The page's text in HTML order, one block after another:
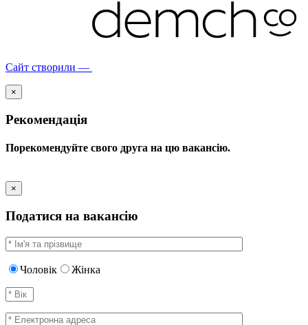
Сайт створили —
×
Рекомендація
Порекомендуйте свого друга на цю вакансію.
×
Податися на вакансію
Чоловік Жінка